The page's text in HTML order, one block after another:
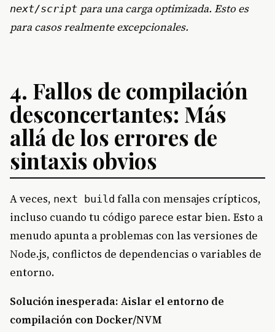
next/script para una carga optimizada. Esto es
para casos realmente excepcionales.
4. Fallos de compilación
desconcertantes: Más
allá de los errores de
sintaxis obvios
A veces, next build falla con mensajes crípticos,
incluso cuando tu código parece estar bien. Esto a
menudo apunta a problemas con las versiones de
Node.js, conflictos de dependencias o variables de
entorno.
Solución inesperada: Aislar el entorno de
compilación con Docker/NVM